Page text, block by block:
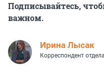
Подписывайтесь,
важном.
Ирина Лысак
Корреспондент